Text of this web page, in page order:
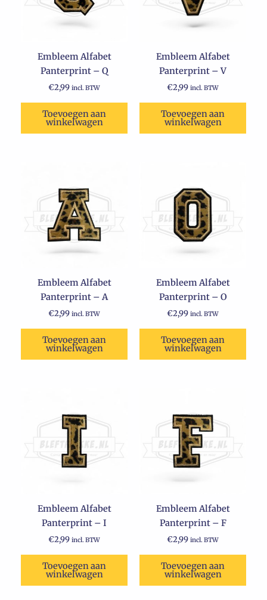
Embleem Alfabet
Panterprint – Q
€2,99 incl. BTW
Toevoegen aan
winkelwagen
Embleem Alfabet
Panterprint – V
€2,99 incl. BTW
Toevoegen aan
winkelwagen
Embleem Alfabet
Panterprint – A
€2,99 incl. BTW
Toevoegen aan
winkelwagen
Embleem Alfabet
Panterprint – O
€2,99 incl. BTW
Toevoegen aan
winkelwagen
Embleem Alfabet
Panterprint – I
€2,99 incl. BTW
Toevoegen aan
winkelwagen
Embleem Alfabet
Panterprint – F
€2,99 incl. BTW
Toevoegen aan
winkelwagen